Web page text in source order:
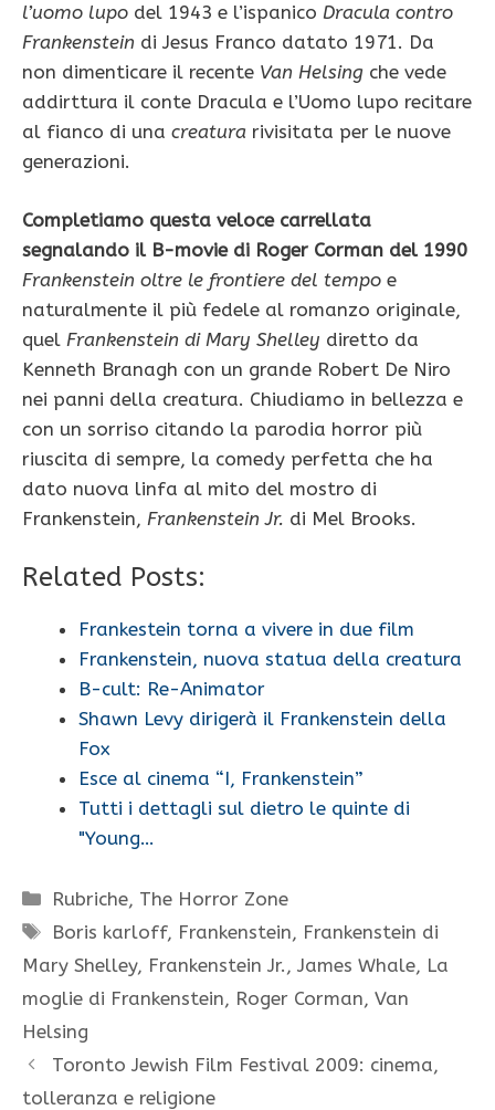
l’uomo lupo del 1943 e l’ispanico Dracula contro
Frankenstein di Jesus Franco datato 1971. Da
non dimenticare il recente Van Helsing che vede
addirttura il conte Dracula e l’Uomo lupo recitare
al fianco di una creatura rivisitata per le nuove
generazioni.
Completiamo questa veloce carrellata
segnalando il B-movie di Roger Corman del 1990
Frankenstein oltre le frontiere del tempo e
naturalmente il più fedele al romanzo originale,
quel Frankenstein di Mary Shelley diretto da
Kenneth Branagh con un grande Robert De Niro
nei panni della creatura. Chiudiamo in bellezza e
con un sorriso citando la parodia horror più
riuscita di sempre, la comedy perfetta che ha
dato nuova linfa al mito del mostro di
Frankenstein, Frankenstein Jr. di Mel Brooks.
Related Posts:
Frankestein torna a vivere in due film
Frankenstein, nuova statua della creatura
B-cult: Re-Animator
Shawn Levy dirigerà il Frankenstein della
Fox
Esce al cinema “I, Frankenstein”
Tutti i dettagli sul dietro le quinte di
"Young…
Categorie
Rubriche, The Horror Zone
Tag
Boris karloff, Frankenstein, Frankenstein di
Mary Shelley, Frankenstein Jr. , James Whale, La
moglie di Frankenstein, Roger Corman, Van
Helsing
Toronto Jewish Film Festival 2009: cinema,
tolleranza e religione